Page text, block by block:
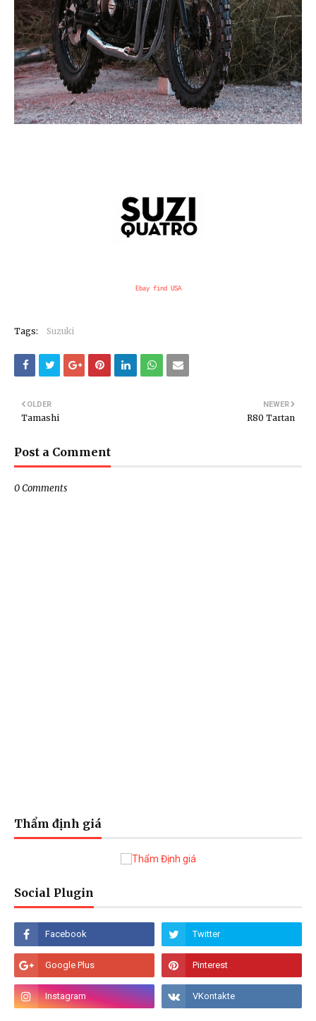
Ebay find USA
Tags: Suzuki
NEWER
R80 Tartan
OLDER
Tamashi
Post a Comment
0 Comments
Thẩm định giá
Social Plugin